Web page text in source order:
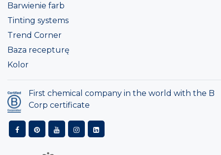
Barwienie farb
Tinting systems
Trend Corner
Baza recepturę
Kolor
First chemical company in the world with the B
Corp certificate